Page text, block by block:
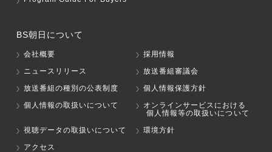
BS朝日について
会社概要
採用情報
ニュースリリース
放送番組審議会
放送番組の種別の公表制度
個人情報保護方針
個人情報の取扱いについて
オンラインサービスにおける
個人情報等の取扱いについて
視聴データの取扱いについて
環境方針
アクセス